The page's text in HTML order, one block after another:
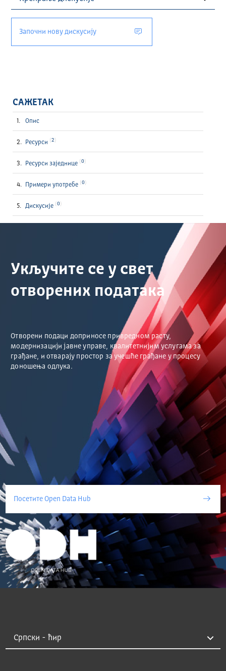
Започни нову дискусију
САЖЕТАК
Опис
Ресурси 2
Ресурси заједнице 0
Примери употребе 0
Дискусије 0
Укључите се у свет
отворених података
Отворени подаци доприносе привредном расту,
модернизацији јавне управе, квалитетнијим услугама за
грађане, и отварају простор за учешће грађане у процесу
доношења одлука.
Посетите Open Data Hub